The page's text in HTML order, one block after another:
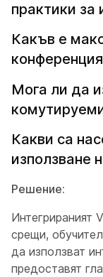
практики за
Какъв е
Мога ли да
Какви са
използване
Решение:
Интегрираният
срещи,
да използват
предоставят